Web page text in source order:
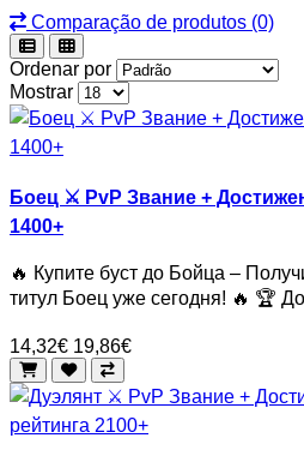
Comparação de produtos (0)
Ordenar por
Mostrar
Боец ⚔️ PvP Звание +
1400+
🔥 Купите буст до Бойца –
титул Боец уже сегодня! 🔥 🏆
14,32€ 19,86€